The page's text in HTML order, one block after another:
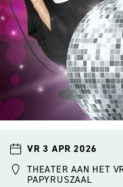
VR 3 APR 2026
THEATER AAN HET
PAPYRUSZAAL